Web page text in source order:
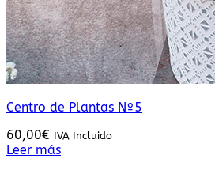
Centro de Plantas Nº5
60,00€ IVA Incluido
Leer más